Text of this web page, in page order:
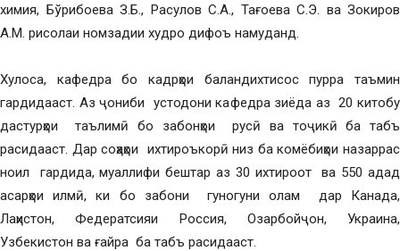
химия, Бўрибоева З.Б., Расулов С.А., Тағоева С.Э. ва Зокиров
А.М. рисолаи номзадии худро дифоъ намуданд.
Хулоса, кафедра бо кадрҳои баландихтисос пурра таъмин
гардидааст. Аз ҷониби устодони кафедра зиёда аз 20 китобу
дастурҳои таълимӣ бо забонҳои русӣ ва тоҷикӣ ба табъ
расидааст. Дар соҳаҳои ихтироъкорӣ низ ба комёбиҳои назаррас
ноил гардида, муаллифи бештар аз 30 ихтироот ва 550 адад
асарҳои илмӣ, ки бо забони гуногуни олам дар Канада,
Лаҳистон, Федератсияи Россия, Озарбойҷон, Украина,
Узбекистон ва ғайра ба табъ расидааст.